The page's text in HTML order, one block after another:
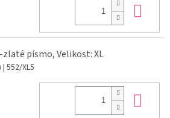
zlaté písmo, Velikost: XL
| 552/XL5